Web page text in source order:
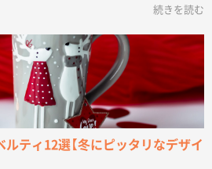
続きを読む
ティ12選【冬にピッタリなデザイ